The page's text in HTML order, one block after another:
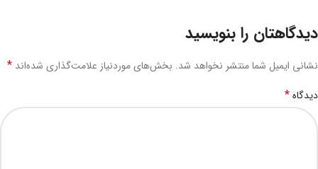
دیدگاهتان را بنویسید
نشانی ایمیل شما منتشر نخواهد شد. بخش‌های موردنیاز علامت‌گذاری شده‌اند *
دیدگاه*